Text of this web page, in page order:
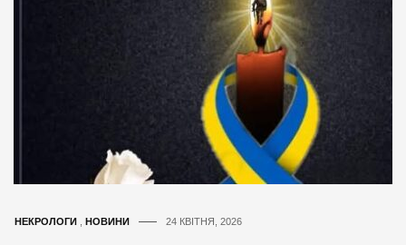
НЕКРОЛОГИ НОВИНИ 24 КВІТНЯ, 2026